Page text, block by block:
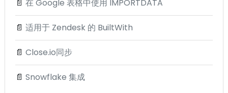
📄 在 Google 表格中使用 IMPORTDATA
📄 适用于 Zendesk 的 BuiltWith
📄 Close.io同步
📄 Snowflake 集成